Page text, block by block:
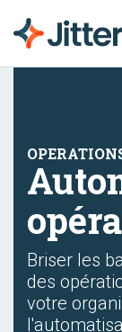
Briser les
des
votre